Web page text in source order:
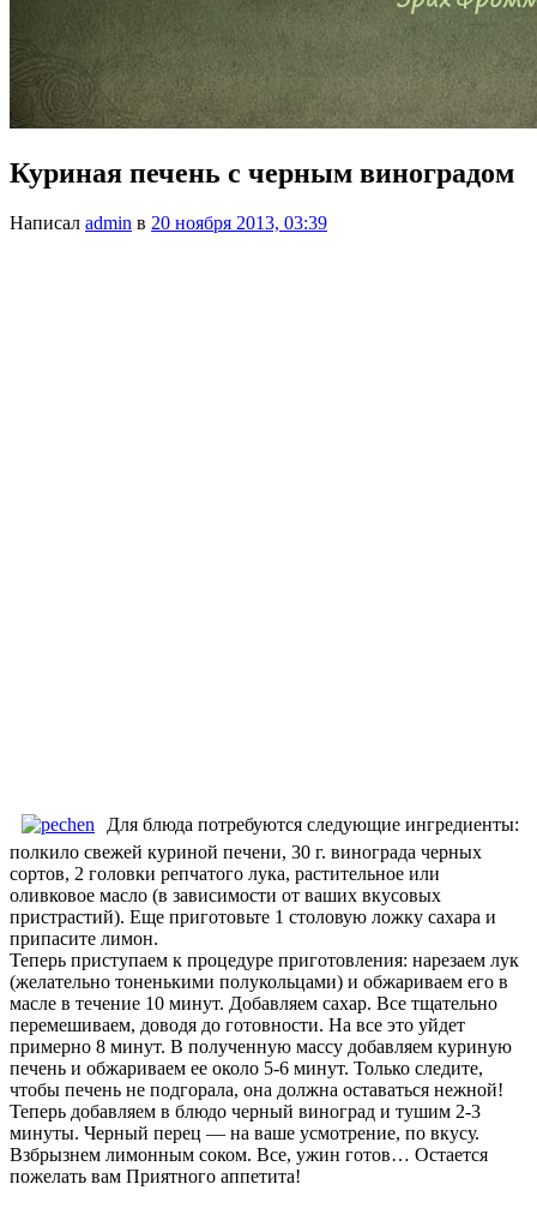
Куриная печень с черным виноградом
Написал admin в 20 ноября 2013, 03:39
Для блюда потребуются следующие ингредиенты:
полкило свежей куриной печени, 30 г. винограда черных
сортов, 2 головки репчатого лука, растительное или
оливковое масло (в зависимости от ваших вкусовых
пристрастий). Еще приготовьте 1 столовую ложку сахара и
припасите лимон.
Теперь приступаем к процедуре приготовления: нарезаем лук
(желательно тоненькими полукольцами) и обжариваем его в
масле в течение 10 минут. Добавляем сахар. Все тщательно
перемешиваем, доводя до готовности. На все это уйдет
примерно 8 минут. В полученную массу добавляем куриную
печень и обжариваем ее около 5-6 минут. Только следите,
чтобы печень не подгорала, она должна оставаться нежной!
Теперь добавляем в блюдо черный виноград и тушим 2-3
минуты. Черный перец — на ваше усмотрение, по вкусу.
Взбрызнем лимонным соком. Все, ужин готов… Остается
пожелать вам Приятного аппетита!